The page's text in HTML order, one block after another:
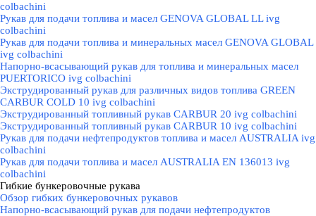
colbachini
Рукав для подачи топлива и масел GENOVA GLOBAL LL ivg
colbachini
Рукав для подачи топлива и минеральных масел GENOVA GLOBAL
ivg colbachini
Напорно-всасывающий рукав для топлива и минеральных масел
PUERTORICO ivg colbachini
Экструдированный рукав для различных видов топлива GREEN
CARBUR COLD 10 ivg colbachini
Экструдированный топливный рукав CARBUR 20 ivg colbachini
Экструдированный топливный рукав CARBUR 10 ivg colbachini
Рукав для подачи нефтепродуктов топлива и масел AUSTRALIA ivg
colbachini
Рукав для подачи топлива и масел AUSTRALIA EN 136013 ivg
colbachini
Гибкие бункеровочные рукава
Обзор гибких бункеровочных рукавов
Напорно-всасывающий рукав для подачи нефтепродуктов